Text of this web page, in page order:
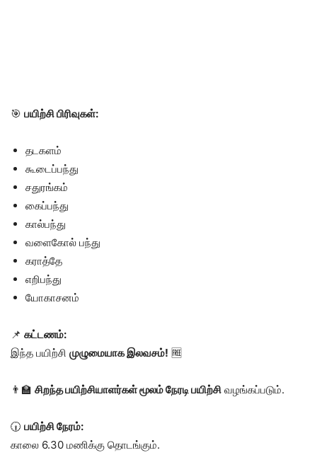
🎯 பயிற்சி பிரிவுகள்:
தடகளம்
கூடைப்பந்து
சதுரங்கம்
கைப்பந்து
கால்பந்து
வளைகோல் பந்து
கராத்தே
எறிபந்து
யோகாசனம்
📌 கட்டணம்:
இந்த பயிற்சி முழுமையாக இலவசம்! 🆓
👨‍🏫 சிறந்த பயிற்சியாளர்கள் மூலம் நேரடி பயிற்சி வழங்கப்படும்.
🕡 பயிற்சி நேரம்:
காலை 6.30 மணிக்கு தொடங்கும்.